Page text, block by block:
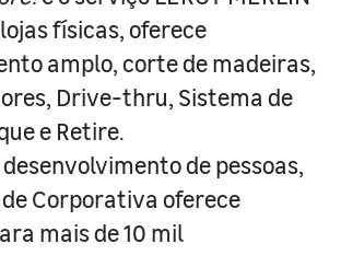
físicas, oferece
amplo, corte de madeiras,
Drive-thru, Sistema de
e Retire.
de pessoas,
Corporativa oferece
mais de 10 mil